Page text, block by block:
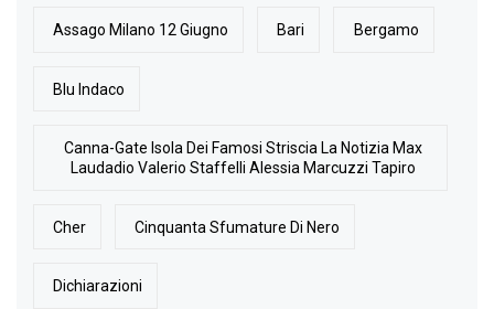
Assago Milano 12 Giugno Bari Bergamo
Blu Indaco
Canna-Gate Isola Dei Famosi Striscia La Notizia Max
Laudadio Valerio Staffelli Alessia Marcuzzi Tapiro
Cher Cinquanta Sfumature Di Nero
Dichiarazioni